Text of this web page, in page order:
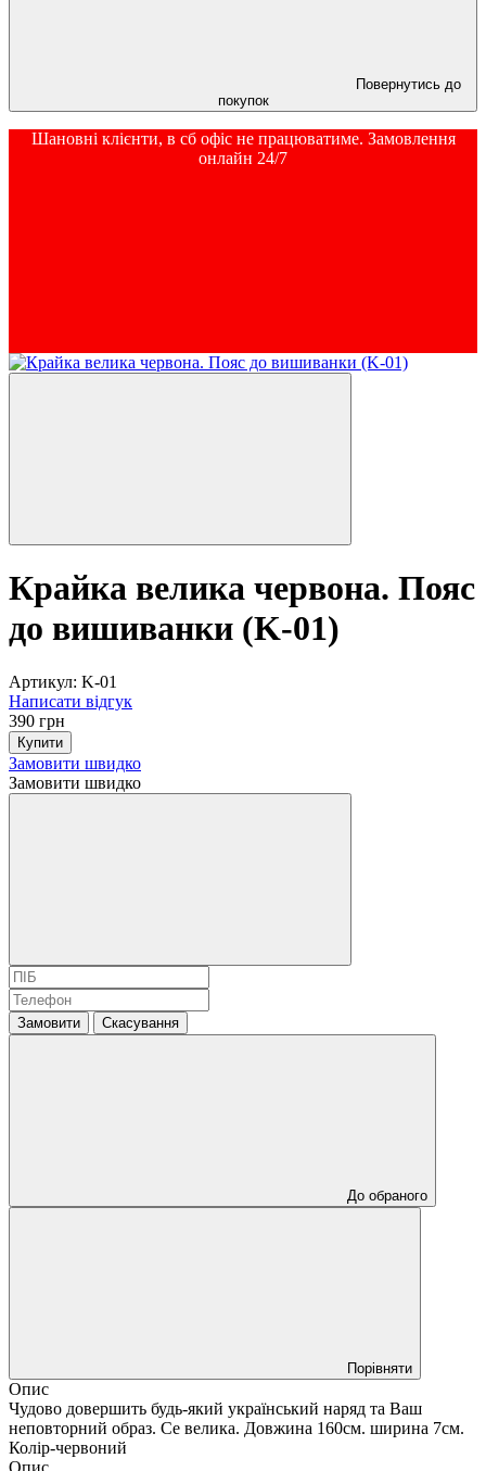
Повернутись до
покупок
Шановні клієнти, в сб офіс не працюватиме. Замовлення
онлайн 24/7
Крайка велика червона. Пояс
до вишиванки (K-01)
Артикул: K-01
Написати відгук
390 грн
Купити
Замовити швидко
Замовити швидко
Замовити Скасування
До обраного
Порівняти
Опис
Чудово довершить будь-який український наряд та Ваш
неповторний образ. Се велика. Довжина 160см. ширина 7см.
Колір-червоний
Опис